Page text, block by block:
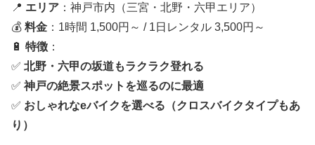
📍 エリア ：神戸市内（三宮・北野・六甲エリア）
💰 料金 ：1時間 1,500円～ / 1日レンタル 3,500円～
🔋 特徴 ：
✅ 北野・六甲の坂道もラクラク登れる
✅ 神戸の絶景スポットを巡るのに最適
✅ おしゃれなeバイクを選べる（クロスバイクタイプもあ
り）